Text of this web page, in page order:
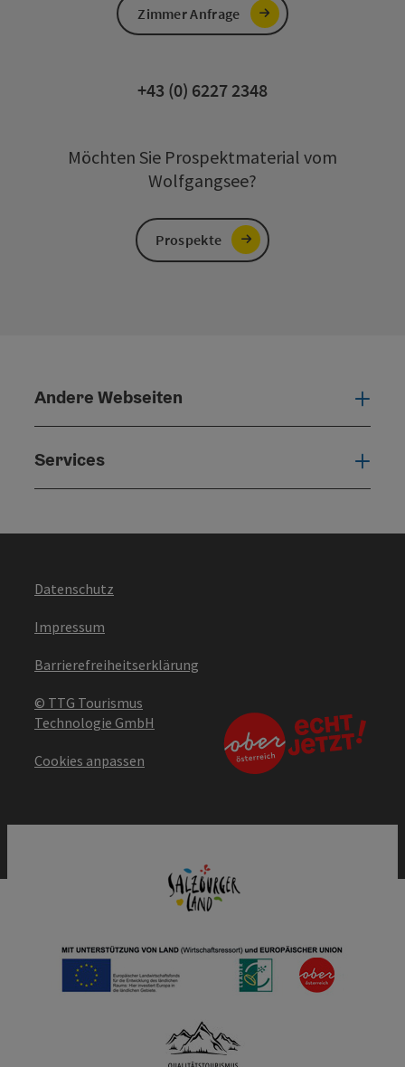
Zimmer Anfrage
+43 (0) 6227 2348
Möchten Sie Prospektmaterial vom
Wolfgangsee?
Prospekte
Andere Webseiten
Services
Datenschutz
Impressum
Barrierefreiheitserklärung
© TTG Tourismus
Technologie GmbH
Cookies anpassen